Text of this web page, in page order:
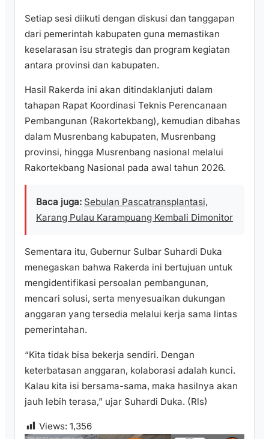
Setiap sesi diikuti dengan diskusi dan tanggapan
dari pemerintah kabupaten guna memastikan
keselarasan isu strategis dan program kegiatan
antara provinsi dan kabupaten.
Hasil Rakerda ini akan ditindaklanjuti dalam
tahapan Rapat Koordinasi Teknis Perencanaan
Pembangunan (Rakortekbang), kemudian dibahas
dalam Musrenbang kabupaten, Musrenbang
provinsi, hingga Musrenbang nasional melalui
Rakortekbang Nasional pada awal tahun 2026.
Baca juga: Sebulan Pascatransplantasi,
Karang Pulau Karampuang Kembali Dimonitor
Sementara itu, Gubernur Sulbar Suhardi Duka
menegaskan bahwa Rakerda ini bertujuan untuk
mengidentifikasi persoalan pembangunan,
mencari solusi, serta menyesuaikan dukungan
anggaran yang tersedia melalui kerja sama lintas
pemerintahan.
“Kita tidak bisa bekerja sendiri. Dengan
keterbatasan anggaran, kolaborasi adalah kunci.
Kalau kita isi bersama-sama, maka hasilnya akan
jauh lebih terasa,” ujar Suhardi Duka. (Rls)
Views: 1,356